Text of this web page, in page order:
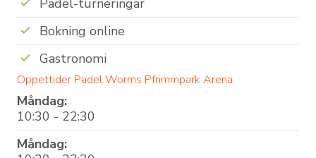
Padel-turneringar
Bokning online
Gastronomi
Öppettider Padel Worms Pfrimmpark Arena
Måndag:
10:30 - 22:30
Måndag: